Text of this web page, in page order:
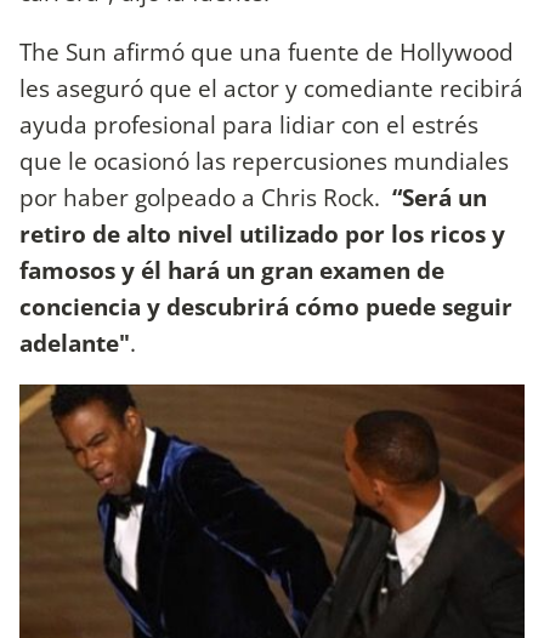
The Sun afirmó que una fuente de Hollywood
les aseguró que el actor y comediante recibirá
ayuda profesional para lidiar con el estrés
que le ocasionó las repercusiones mundiales
por haber golpeado a Chris Rock. “Será un
retiro de alto nivel utilizado por los ricos y
famosos y él hará un gran examen de
conciencia y descubrirá cómo puede seguir
adelante".